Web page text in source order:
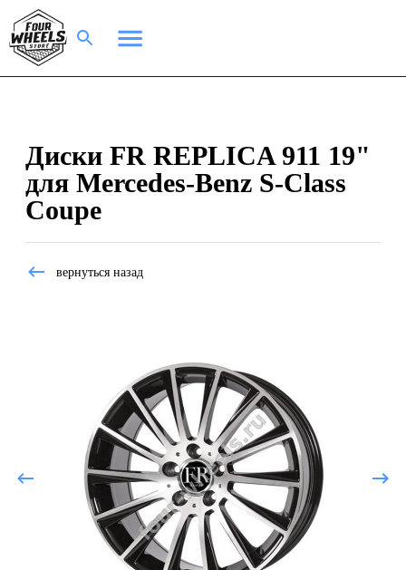
Диски FR REPLICA 911 19"
для Mercedes-Benz S-Class
Coupe
вернуться назад